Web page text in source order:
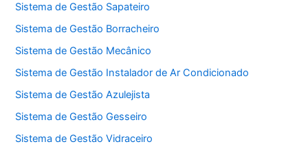
Sistema de Gestão Sapateiro
Sistema de Gestão Borracheiro
Sistema de Gestão Mecânico
Sistema de Gestão Instalador de Ar Condicionado
Sistema de Gestão Azulejista
Sistema de Gestão Gesseiro
Sistema de Gestão Vidraceiro